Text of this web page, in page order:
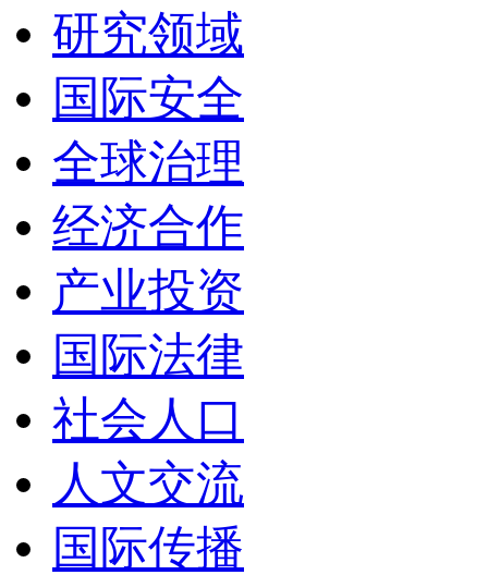
研究领域
国际安全
全球治理
经济合作
产业投资
国际法律
社会人口
人文交流
国际传播